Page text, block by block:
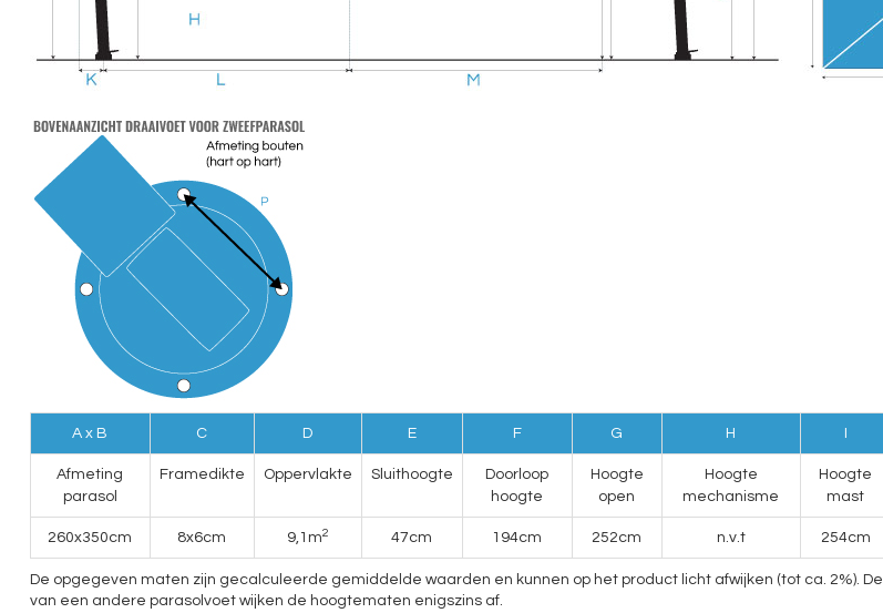
A x B C D E F G H
Afmeting
parasol
Framedikte Oppervlakte Sluithoogte
Doorloop
hoogte
Hoogte
open
Hoogte
mechanisme
Hoogte
mast
260x350cm 8x6cm 9,1m2 47cm 194cm 252cm n.v.t 254cm
De opgegeven maten zijn gecalculeerde gemiddelde waarden en kunnen op het product licht afwijken (tot ca. 2%).
van een andere parasolvoet wijken de hoogtematen enigszins af.